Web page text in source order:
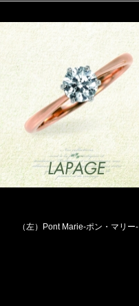
（左）Pont Marie-ポン・マリー-